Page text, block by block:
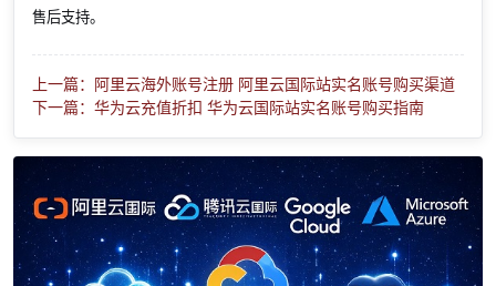
售后支持。
上一篇：阿里云海外账号注册 阿里云国际站实名账号购买渠道
下一篇：华为云充值折扣 华为云国际站实名账号购买指南